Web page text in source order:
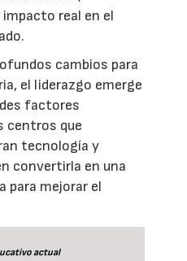
real en el
cambios para
el liderazgo emerge
factores
centros que
tecnología y
convertirla en una
para mejorar el
actual